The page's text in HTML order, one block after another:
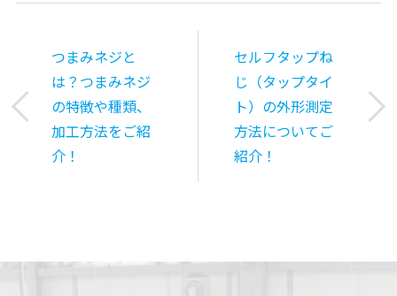
つまみネジと
は？つまみネジ
の特徴や種類、
加工方法をご紹
介！
セルフタップね
じ（タップタイ
ト）の外形測定
方法についてご
紹介！